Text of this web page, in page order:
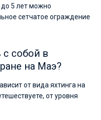
до 5 лет можно
сетчатое ограждение
с собой в
на Маэ?
от вида яхтинга на
от уровня